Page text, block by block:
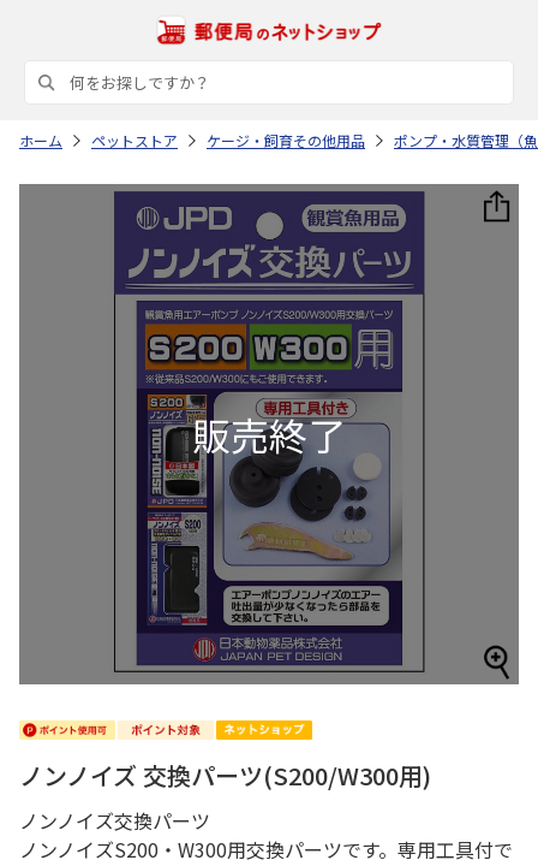
ホーム ペットストア ケージ・飼育その他用品 ポンプ・水質管理（
ノンノイズ 交換パーツ(S200/W300用)
ノンノイズ交換パーツ
ノンノイズS200・W300用交換パーツです。専用工具付で